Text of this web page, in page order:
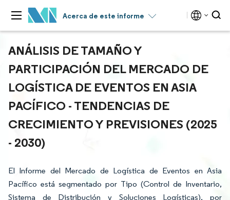
Acerca de este informe
ANÁLISIS DE TAMAÑO Y
PARTICIPACIÓN DEL MERCADO DE
LOGÍSTICA DE EVENTOS EN ASIA
PACÍFICO - TENDENCIAS DE
CRECIMIENTO Y PREVISIONES (2025
- 2030)
El Informe del Mercado de Logística de Eventos en Asia
Pacífico está segmentado por Tipo (Control de Inventario,
Sistema de Distribución y Soluciones Logísticas), por